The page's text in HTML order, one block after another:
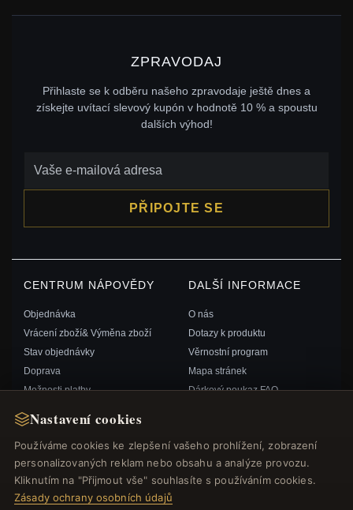
Nastavení cookies
Používáme cookies ke zlepšení vašeho prohlížení, zobrazení
personalizovaných reklam nebo obsahu a analýze provozu.
Kliknutím na "Přijmout vše" souhlasíte s používáním cookies.
Zásady ochrany osobních údajů
ZPRAVODAJ
Přihlaste se k odběru našeho zpravodaje ještě dnes a
získejte uvítací slevový kupón v hodnotě 10 % a spoustu
dalších výhod!
PŘIPOJTE SE
CENTRUM NÁPOVĚDY
Objednávka
Vrácení zboží& Výměna zboží
Stav objednávky
Doprava
Možnosti platby
Kontaktujte nás
DALŠÍ INFORMACE
O nás
Dotazy k produktu
Věrnostní program
Mapa stránek
Dárkový poukaz FAQ
RYCHLÉ ODKAZY
Nové produkty
SLEDUJTE NÁS